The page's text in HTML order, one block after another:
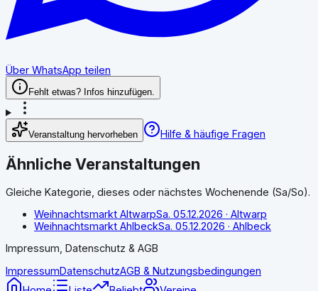
Über WhatsApp teilen
Fehlt etwas? Infos hinzufügen.
Veranstaltung hervorheben Hilfe & häufige Fragen
Ähnliche Veranstaltungen
Gleiche Kategorie, dieses oder nächstes Wochenende (Sa/So).
Weihnachtsmarkt AltwarpSa. 05.12.2026 · Altwarp
Weihnachtsmarkt AhlbeckSa. 05.12.2026 · Ahlbeck
Impressum, Datenschutz & AGB
ImpressumDatenschutzAGB & Nutzungsbedingungen